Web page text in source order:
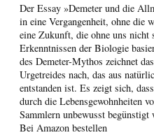
Der Essay »Demeter und die
in eine Vergangenheit, ohne die
eine Zukunft, die ohne uns
Erkenntnissen der Biologie
des Demeter-Mythos zeichnet
Urgetreides nach, das aus
entstanden ist. Es zeigt sich,
durch die Lebensgewohnheiten
Sammlern unbewusst begünstigt
Bei Amazon bestellen